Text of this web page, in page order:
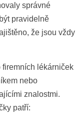
správné
pravidelně
že jsou vždy
lékárniček
nebo
znalostmi.
patří: